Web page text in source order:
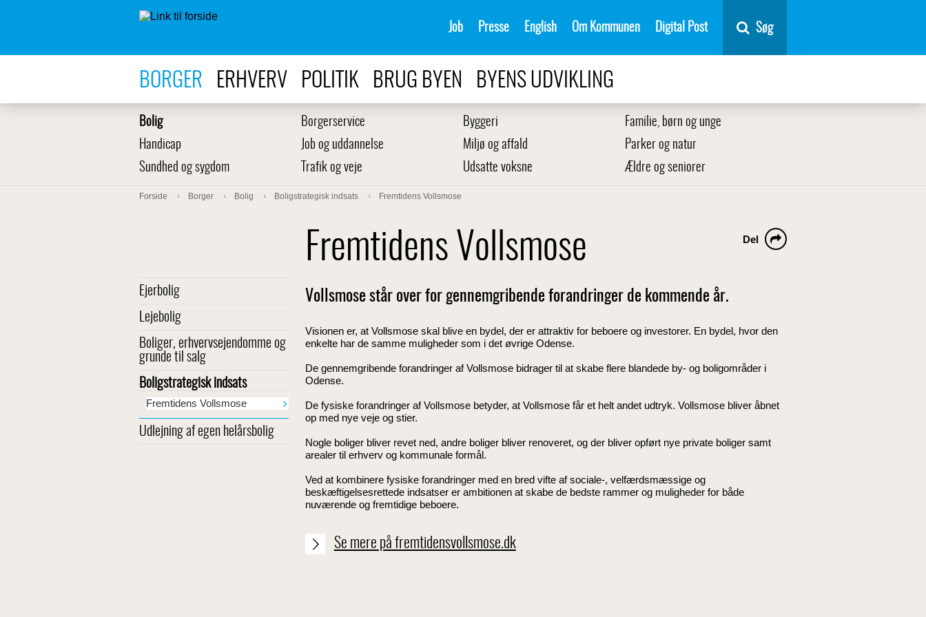
Job Presse English Om Kommunen Digital Post Søg
BORGER ERHVERV POLITIK BRUG BYEN BYENS UDVIKLING
Bolig Borgerservice Byggeri
Familie, børn og unge
Handicap
Job og uddannelse Miljø og affald
Parker og natur
Sundhed og sygdom
Trafik og veje Udsatte voksne Ældre og seniorer
Forside Borger Bolig Boligstrategisk indsats Fremtidens Vollsmose
Ejerbolig
Lejebolig
Boliger, erhvervsejendomme og
grunde til salg
Boligstrategisk indsats
Fremtidens Vollsmose
Udlejning af egen helårsbolig
Fremtidens Vollsmose Del
Vollsmose står over for gennemgribende forandringer de kommende år.
Visionen er, at Vollsmose skal blive en bydel, der er attraktiv for beboere og investorer. En bydel, hvor den
enkelte har de samme muligheder som i det øvrige Odense.
De gennemgribende forandringer af Vollsmose bidrager til at skabe flere blandede by- og boligområder i
Odense.
De fysiske forandringer af Vollsmose betyder, at Vollsmose får et helt andet udtryk. Vollsmose bliver åbnet
op med nye veje og stier.
Nogle boliger bliver revet ned, andre boliger bliver renoveret, og der bliver opført nye private boliger samt
arealer til erhverv og kommunale formål.
Ved at kombinere fysiske forandringer med en bred vifte af sociale-, velfærdsmæssige og
beskæftigelsesrettede indsatser er ambitionen at skabe de bedste rammer og muligheder for både
nuværende og fremtidige beboere.
Se mere på fremtidensvollsmose.dk